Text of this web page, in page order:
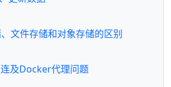
文件存储和对象存储的区别
及Docker代理问题